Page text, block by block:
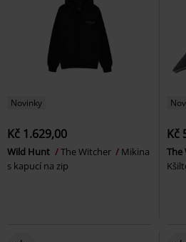
Novinky
Kč 1.629,00
Wild Hunt The Witcher
Mikina
s kapucí na zip
Kč
The